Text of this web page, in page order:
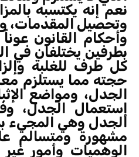
نعم إنه يكتسبه
وتحصيل المقدمات،
وأحكام القانون
بطرفين يختلفان في
كل طرف للغلبة
حجته مما يستلزم
الجدل، ومواضع
إستعمال الجدل،
الجدل وهي المجيء
مشهورة ومتسالم
الوهميات وأمور